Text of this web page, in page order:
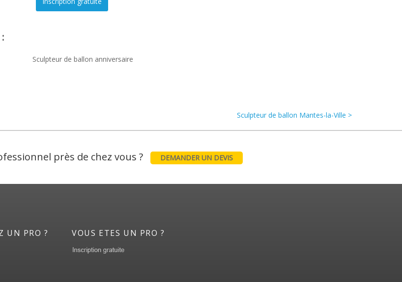
Sculpteur de ballon anniversaire
Sculpteur de ballon Mantes-la-Ville >
près de chez vous ? DEMANDER UN DEVIS
UN PRO ? VOUS ETES UN PRO ?